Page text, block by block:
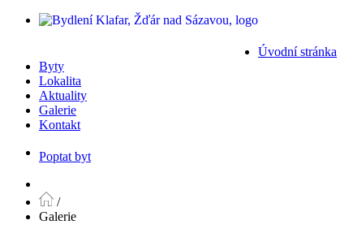
Úvodní stránka
Byty
Lokalita
Aktuality
Galerie
Kontakt
Poptat byt
/
Galerie